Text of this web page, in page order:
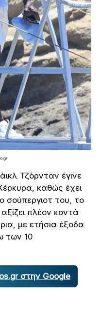
Τζόρνταν έγινε
καθώς έχει
σούπεργιοτ του, το
αξίζει πλέον κοντά
με ετήσια έξοδα
των 10
στην Google